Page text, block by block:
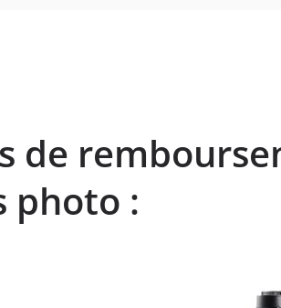
de
photo :